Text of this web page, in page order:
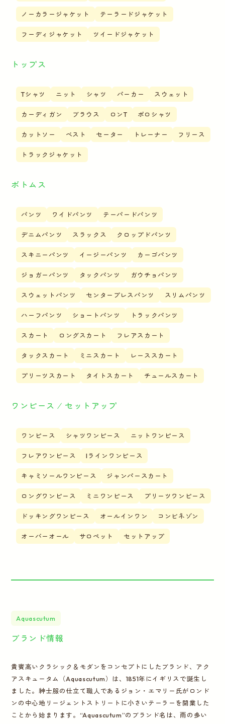
ノーカラージャケット テーラードジャケット
フーディジャケット ツイードジャケット
トップス
Tシャツ ニット シャツ パーカー スウェット
カーディガン ブラウス ロンT ポロシャツ
カットソー ベスト セーター トレーナー フリース
トラックジャケット
ボトムス
パンツ ワイドパンツ テーパードパンツ
デニムパンツ スラックス クロップドパンツ
スキニーパンツ イージーパンツ カーゴパンツ
ジョガーパンツ タックパンツ ガウチョパンツ
スウェットパンツ センタープレスパンツ スリムパンツ
ハーフパンツ ショートパンツ トラックパンツ
スカート ロングスカート フレアスカート
タックスカート ミニスカート レーススカート
プリーツスカート タイトスカート チュールスカート
ワンピース ⁄ セットアップ
ワンピース シャツワンピース ニットワンピース
フレアワンピース Iラインワンピース
キャミソールワンピース ジャンパースカート
ロングワンピース ミニワンピース プリーツワンピース
ドッキングワンピース オールインワン コンビネゾン
オーバーオール サロペット セットアップ
Aquascutum
ブランド情報
貴賓高いクラシック＆モダンをコンセプトにしたブランド、アク
アスキュータム（Aquascutum）は、1851年にイギリスで誕生し
ました。紳士服の仕立て職人であるジョン・エマリー氏がロンド
ンの中心地リージェントストリートに小さいテーラーを開業した
ことから始まります。“Aquascutum”のブランド名は、雨の多い